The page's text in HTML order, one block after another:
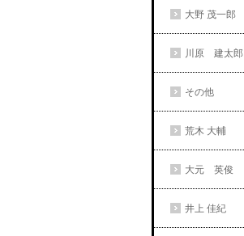
大野 茂一郎
川原 建太郎
その他
荒木 大輔
大元 英俊
井上 佳紀